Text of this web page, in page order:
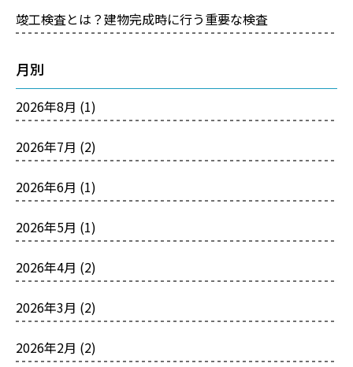
竣工検査とは？建物完成時に行う重要な検査
月別
2026年8月 (1)
2026年7月 (2)
2026年6月 (1)
2026年5月 (1)
2026年4月 (2)
2026年3月 (2)
2026年2月 (2)